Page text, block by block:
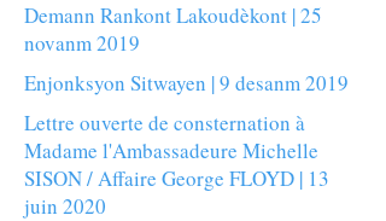
Demann Rankont Lakoudèkont | 25
novanm 2019
Enjonksyon Sitwayen | 9 desanm 2019
Lettre ouverte de consternation à
Madame l'Ambassadeure Michelle
SISON / Affaire George FLOYD | 13
juin 2020